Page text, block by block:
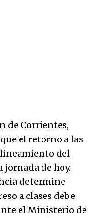
de Corrientes,
el retorno a las
del
jornada de hoy.
determine
a clases debe
el Ministerio de